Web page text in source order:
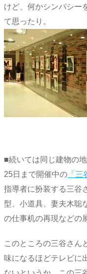
けど、何かシンパシー
て思ったり。
■続いては同じ建物の
25日まで開催中の 「
指導者に扮装する三谷
型、小道具、妻夫木聡
の仕事机の再現などの
このところの三谷さん
味になるほどテレビに